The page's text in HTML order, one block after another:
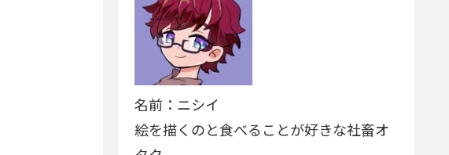
名前：ニシイ
絵を描くのと食べることが好きな社畜オ